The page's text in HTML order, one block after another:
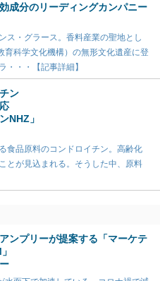
成分のリーディングカンパニー
ス・グラース。香料産業の聖地とし
育科学文化機構）の無形文化遺産に登
・・・【記事詳細】
ン
NHZ」
食品原料のコンドロイチン。高齢化
とが見込まれる。そうした中、原料
ンプリーが提案する「マーケテ